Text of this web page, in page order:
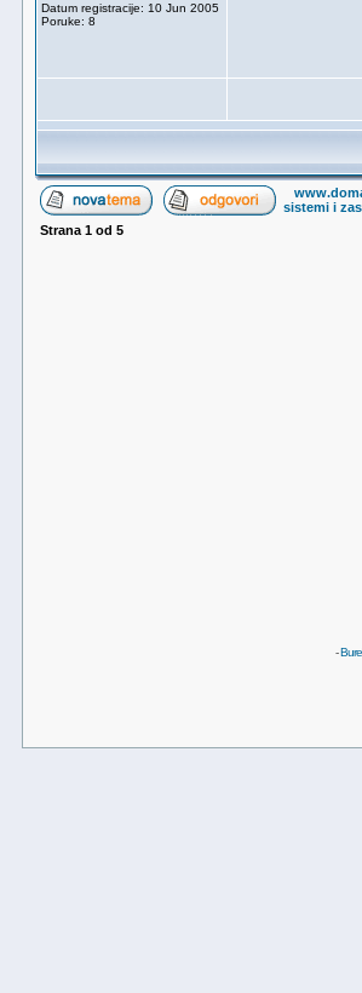
Datum registracije: 10 Jun 2005
Poruke: 8
sistemi i
Strana 1 od 5
-